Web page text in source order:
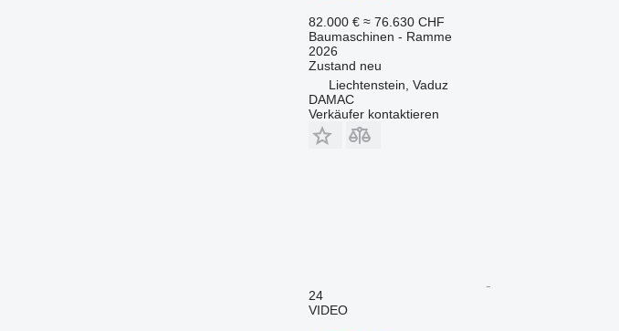
82.000 € ≈ 76.630 CHF
Baumaschinen - Ramme
2026
Zustand neu
Liechtenstein, Vaduz
DAMAC
Verkäufer kontaktieren
24
VIDEO